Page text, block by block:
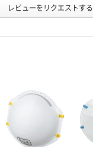
レビューをリクエストする